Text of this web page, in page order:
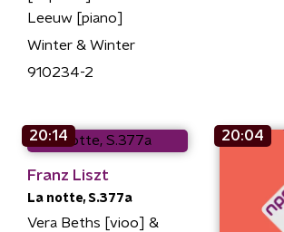
Leeuw [piano]
Winter & Winter
910234-2
20:14
Franz Liszt
La notte, S.377a
Vera Beths [vioo] &
20:04